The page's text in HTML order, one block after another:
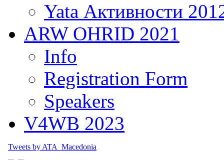
Yata Активности
ARW OHRID 2021
Info
Registration Form
Speakers
V4WB 2023
Tweets by ATA_Macedonia